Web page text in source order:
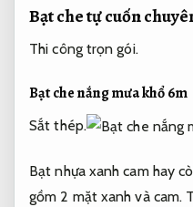
Bạt che tự cuốn
Thi công trọn gói.
Bạt che nắng mưa khổ 6m
Sắt thép.
Bạt nhựa xanh cam hay
gồm 2 mặt xanh và cam.